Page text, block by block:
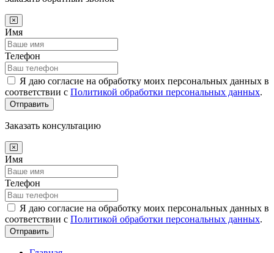
Имя
Телефон
Я даю согласие на обработку моих персональных данных в
соответствии с Политикой обработки персональных данных.
Отправить
Заказать консультацию
Имя
Телефон
Я даю согласие на обработку моих персональных данных в
соответствии с Политикой обработки персональных данных.
Отправить